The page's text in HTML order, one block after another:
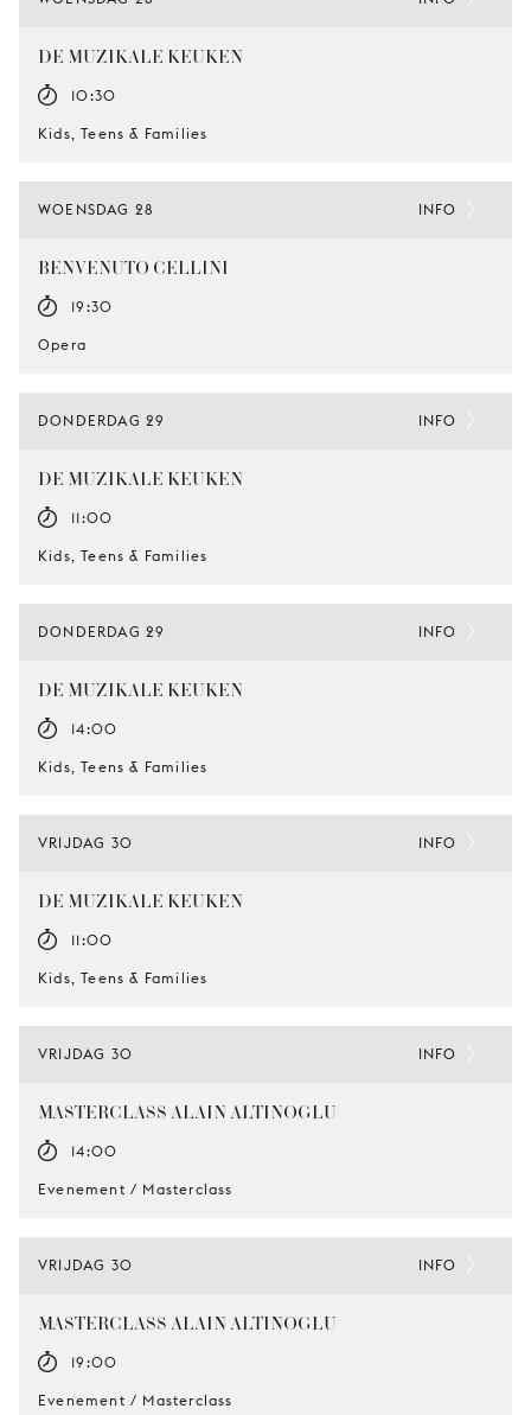
DE MUZIKALE KEUKEN
10:30
Kids, Teens & Families
WOENSDAG 28
BENVENUTO CELLINI
19:30
Opera
INFO
DONDERDAG 29
DE MUZIKALE KEUKEN
11:00
Kids, Teens & Families
INFO
DONDERDAG 29
DE MUZIKALE KEUKEN
14:00
Kids, Teens & Families
INFO
VRIJDAG 30
DE MUZIKALE KEUKEN
11:00
Kids, Teens & Families
INFO
VRIJDAG 30
MASTERCLASS ALAIN ALTINOGLU
14:00
Evenement / Masterclass
INFO
VRIJDAG 30
MASTERCLASS ALAIN ALTINOGLU
19:00
Evenement / Masterclass
INFO